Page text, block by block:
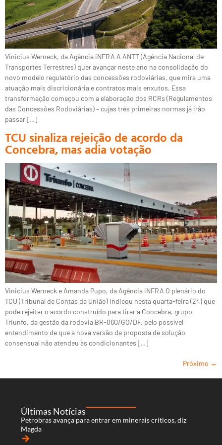
Vinicius Werneck, da Agência iNFRA A ANTT (Agência Nacional de
Transportes Terrestres) quer avançar neste ano na consolidação do
novo modelo regulatório das concessões rodoviárias, que mira uma
atuação mais discricionária e contratos mais enxutos. Essa
transformação começou com a elaboração dos RCRs (Regulamentos
das Concessões Rodoviárias) – cujas três primeiras normas já irão
passar […]
TCU sinaliza rejeição de acordo da
Concebra, mas adia votação
Vinicius Werneck e Amanda Pupo, da Agência iNFRA O plenário do
TCU (Tribunal de Contas da União) indicou nesta quarta-feira (24) que
pode rejeitar o acordo construído para tirar a Concebra, grupo
Triunfo, da gestão da rodovia BR-060/GO/DF, pelo possível
entendimento de que a nova versão da proposta de solução
consensual não atendeu às condicionantes […]
Próximo →
Últimas Notícias
Petrobras avança para entrar em minerais críticos, diz
Magda
arrow_forward